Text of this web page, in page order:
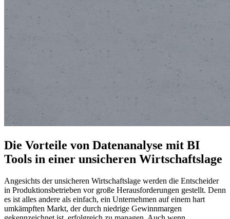
Die Vorteile von Datenanalyse mit BI
Tools in einer unsicheren Wirtschaftslage
Angesichts der unsicheren Wirtschaftslage werden die Entscheider
in Produktionsbetrieben vor große Herausforderungen gestellt. Denn
es ist alles andere als einfach, ein Unternehmen auf einem hart
umkämpften Markt, der durch niedrige Gewinnmargen